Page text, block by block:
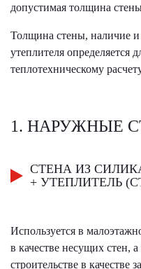
допустимая толщина
Толщина стены, наличие
утеплителя определяется
теплотехническому
1. НАРУЖНЫЕ
СТЕНА ИЗ
+ УТЕПЛИТЕЛЬ
Используется в
в качестве несущих стен,
строительстве в качестве